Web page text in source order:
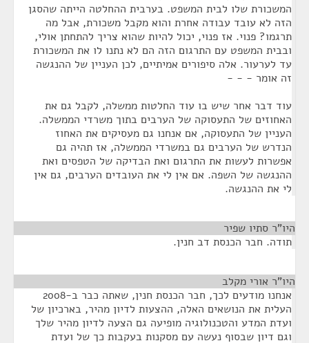
המשכורת שלו לבית המשפט. בערבית ההחלטה הייתה שהסגן
הזה לא עובד עבודה אחרת והוא מקבל משכורת, אבל מה
תרגמו? פנוי. אז פנוי, יכול להיות שהוא צריך להתחתן אולי,
ובבית המשפט עם התרגום הזה הם לא נתנו לו את המשכורת
עד לערעור. אלה סיפורים אמיתיים, לכן העניין של ההנגשה
זה אומר - - -
עוד דבר אחר שיש בו עוד החלטות ממשלה, לקבל גם את
האחוזים של התעסוקה של הערבים בתוך משרדי הממשלה.
העניין של התעסוקה, אם אנחנו גם מעסיקים את האחוז
הנדרש של הערבים גם במשרדי הממשלה, אז תהיה גם
אפשרות לעשות את התרגום ואת הבדיקה של הטפסים ואת
ההנגשה של השפה. אם אין לי את העובדים הערבים, גם אין
לי את ההנגשה.
היו"ר סתיו שפיר
תודה. חבר הכנסת דב חנין.
היו"ר אורי מקלב
אנחנו מודעים לכך, חבר הכנסת חנין, שאתה כבר ב-2008
העלית את הנושאים האלה, ההצעות לדיון מהיר, בארכיון של
ועדת המדע והטכנולוגיה מופיעה גם הצעה לדיון מהיר שלך
וגם דיון שבסוף נעשה עם מסקנות בעקבות כך של ועדת